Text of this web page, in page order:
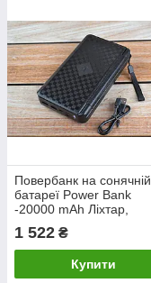
Повербанк на сонячній
батареї Power Bank
-20000 mAh Ліхтар,
сонячні панелі 3 шт
бездротова зарядка
1 522 ₴
Купити